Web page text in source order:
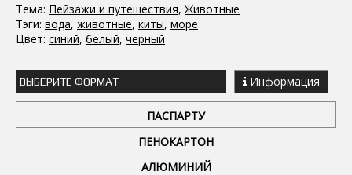
Тема: Пейзажи и путешествия, Животные
Тэги: вода, животные, киты, море
Цвет: синий, белый, черный
ВЫБЕРИТЕ ФОРМАТ Информация
ПАСПАРТУ
ПЕНОКАРТОН
АЛЮМИНИЙ